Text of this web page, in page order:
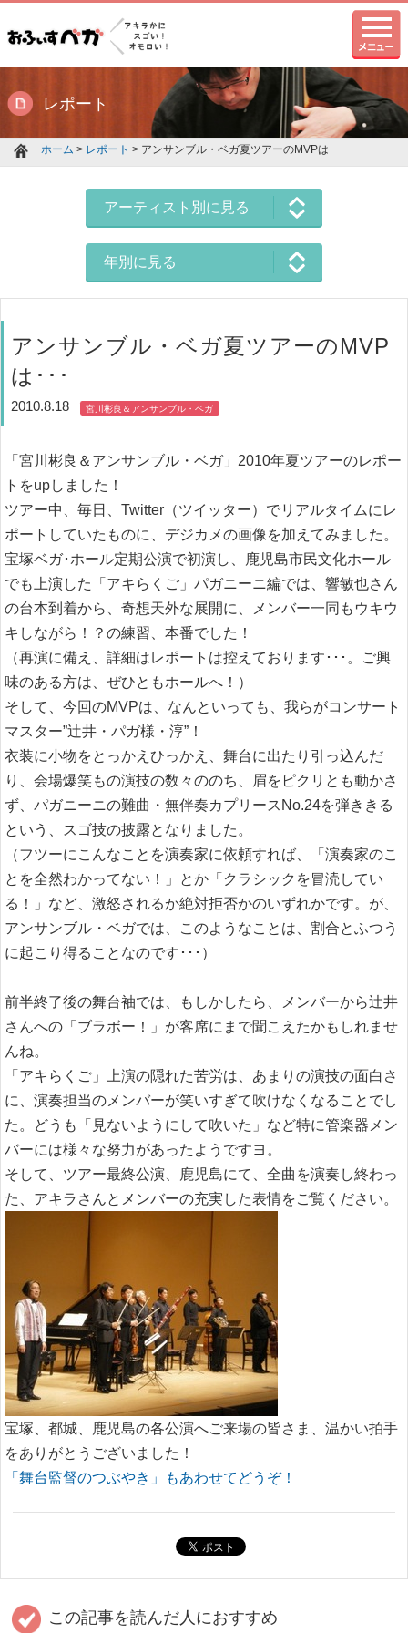
レポート
ホーム > レポート > アンサンブル・ベガ夏ツアーのMVPは･･･
アーティスト別に見る
年別に見る
アンサンブル・ベガ夏ツアーのMVP
は･･･
2010.8.18 宮川彬良＆アンサンブル・ベガ
「宮川彬良＆アンサンブル・ベガ」2010年夏ツアーのレポー
トをupしました！
ツアー中、毎日、Twitter（ツイッター）でリアルタイムにレ
ポートしていたものに、デジカメの画像を加えてみました。
宝塚ベガ･ホール定期公演で初演し、鹿児島市民文化ホール
でも上演した「アキらくご」パガニーニ編では、響敏也さん
の台本到着から、奇想天外な展開に、メンバー一同もウキウ
キしながら！？の練習、本番でした！
（再演に備え、詳細はレポートは控えております･･･。ご興
味のある方は、ぜひともホールへ！）
そして、今回のMVPは、なんといっても、我らがコンサート
マスター”辻井・パガ様・淳”！
衣装に小物をとっかえひっかえ、舞台に出たり引っ込んだ
り、会場爆笑もの演技の数々ののち、眉をピクリとも動かさ
ず、パガニーニの難曲・無伴奏カプリースNo.24を弾ききる
という、スゴ技の披露となりました。
（フツーにこんなことを演奏家に依頼すれば、「演奏家のこ
とを全然わかってない！」とか「クラシックを冒涜してい
る！」など、激怒されるか絶対拒否かのいずれかです。が、
アンサンブル・ベガでは、このようなことは、割合とふつう
に起こり得ることなのです･･･）
前半終了後の舞台袖では、もしかしたら、メンバーから辻井
さんへの「ブラボー！」が客席にまで聞こえたかもしれませ
んね。
「アキらくご」上演の隠れた苦労は、あまりの演技の面白さ
に、演奏担当のメンバーが笑いすぎて吹けなくなることでし
た。どうも「見ないようにして吹いた」など特に管楽器メン
バーには様々な努力があったようですヨ。
そして、ツアー最終公演、鹿児島にて、全曲を演奏し終わっ
た、アキラさんとメンバーの充実した表情をご覧ください。
宝塚、都城、鹿児島の各公演へご来場の皆さま、温かい拍手
をありがとうございました！
「舞台監督のつぶやき」もあわせてどうぞ！
この記事を読んだ人におすすめ